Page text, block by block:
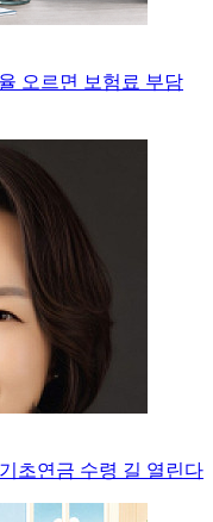
오르면 보험료 부담
초연금 수령 길 열린다